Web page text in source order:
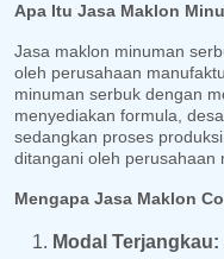
Apa Itu Jasa Maklon
Jasa maklon minuman
oleh perusahaan
minuman serbuk dengan
menyediakan formula,
sedangkan proses
ditangani oleh perusahaan
Mengapa Jasa Maklon
Modal Terjangkau: